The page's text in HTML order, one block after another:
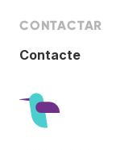
CONTACTAR
Contacte